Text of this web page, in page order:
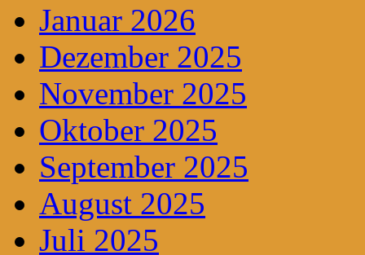
Januar 2026
Dezember 2025
November 2025
Oktober 2025
September 2025
August 2025
Juli 2025